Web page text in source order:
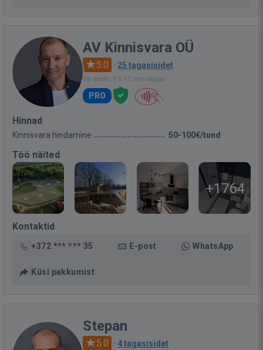
AV Kinnisvara OÜ
5.0 · 25 tagasisidet
Oli saidil: 1 h 11 min tagasi
PRO
Hinnad
Kinnisvara hindamine 50-100€/tund
Töö näited
+1764
Kontaktid
+372 *** *** 35 E-post WhatsApp
Küsi pakkumist
Stepan
5.0 · 4 tagasisidet